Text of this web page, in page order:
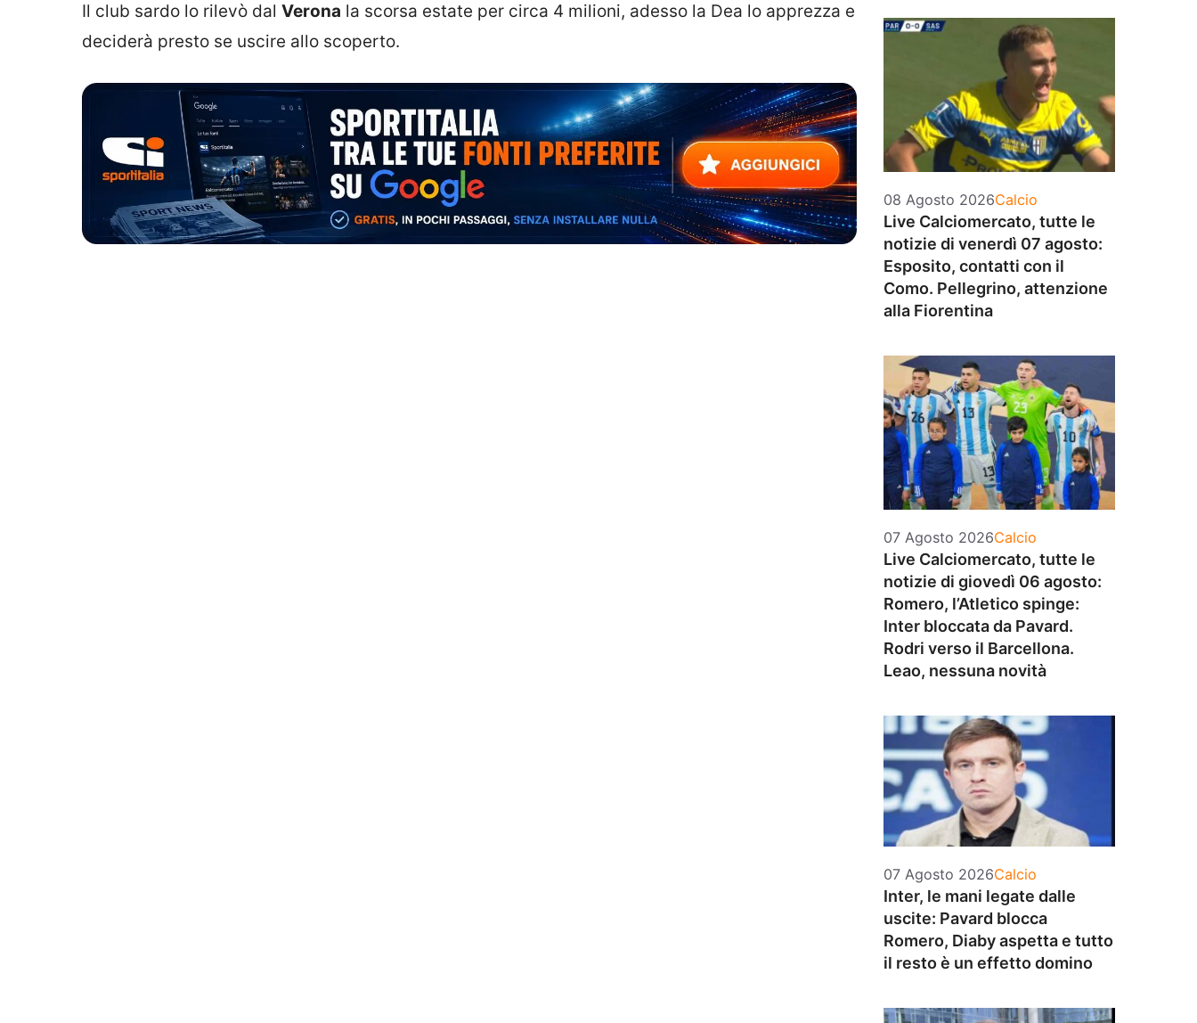
Il club sardo lo rilevò dal Verona la scorsa estate per circa 4 milioni, adesso la Dea lo apprezza e
deciderà presto se uscire allo scoperto.
08 Agosto 2026Categorie
Calcio
Live Calciomercato, tutte le
notizie di venerdì 07 agosto:
Esposito, contatti con il
Como. Pellegrino, attenzione
alla Fiorentina
07 Agosto 2026Categorie
Calcio
Live Calciomercato, tutte le
notizie di giovedì 06 agosto:
Romero, l’Atletico spinge:
Inter bloccata da Pavard.
Rodri verso il Barcellona.
Leao, nessuna novità
07 Agosto 2026Categorie
Calcio
Inter, le mani legate dalle
uscite: Pavard blocca
Romero, Diaby aspetta e tutto
il resto è un effetto domino